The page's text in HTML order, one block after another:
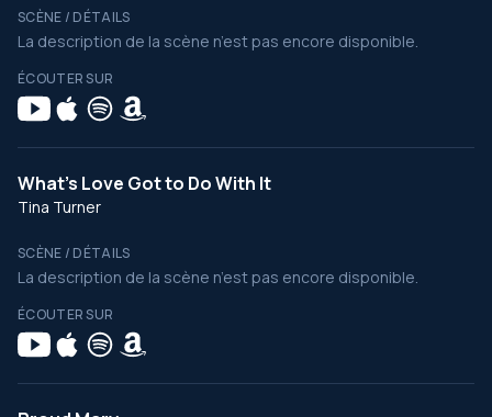
SCÈNE / DÉTAILS
La description de la scène n’est pas encore disponible.
ÉCOUTER SUR
What's Love Got to Do With It
Tina Turner
SCÈNE / DÉTAILS
La description de la scène n’est pas encore disponible.
ÉCOUTER SUR